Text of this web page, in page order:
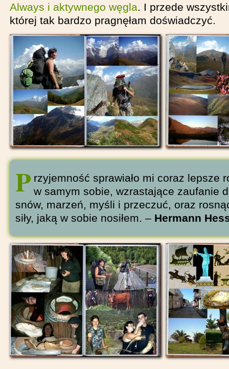
Always i aktywnego węgla. I przede
której tak bardzo pragnęłam doświadczyć.
P rzyjemność sprawiało mi coraz lepsze
w samym sobie, wzrastające zaufanie
snów, marzeń, myśli i przeczuć, oraz
siły, jaką w sobie nosiłem. – Hermann